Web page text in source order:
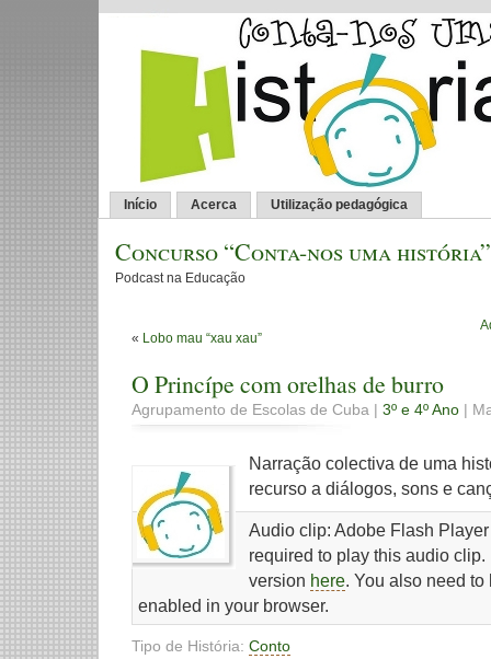
Início Acerca Utilização pedagógica
Concurso “Conta-nos uma história”
Podcast na Educação
« Lobo mau “xau xau”
O Princípe com orelhas de burro
Agrupamento de Escolas de Cuba | 3º e 4º Ano |
Narração colectiva de uma
recurso a diálogos, sons e
Audio clip: Adobe Flash
required to play this audio
version here. You also need
enabled in your browser.
Tipo de História: Conto